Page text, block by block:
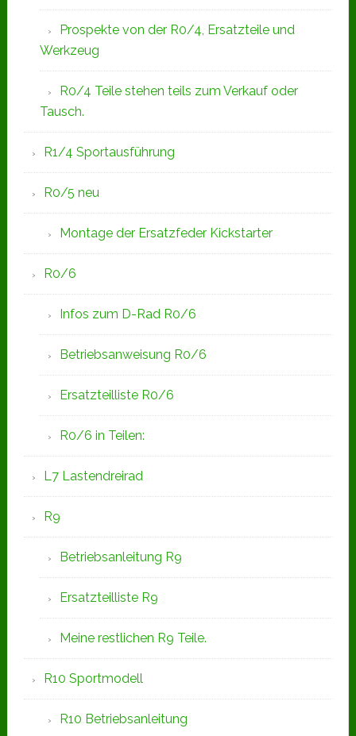
Prospekte von der R0/4, Ersatzteile und
Werkzeug
R0/4 Teile stehen teils zum Verkauf oder
Tausch.
R1/4 Sportausführung
R0/5 neu
Montage der Ersatzfeder Kickstarter
R0/6
Infos zum D-Rad R0/6
Betriebsanweisung R0/6
Ersatzteilliste R0/6
R0/6 in Teilen:
L7 Lastendreirad
R9
Betriebsanleitung R9
Ersatzteilliste R9
Meine restlichen R9 Teile.
R10 Sportmodell
R10 Betriebsanleitung